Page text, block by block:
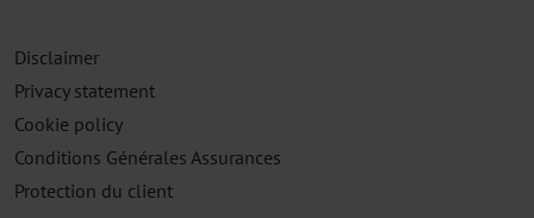
Disclaimer
Privacy statement
Cookie policy
Conditions Générales Assurances
Protection du client